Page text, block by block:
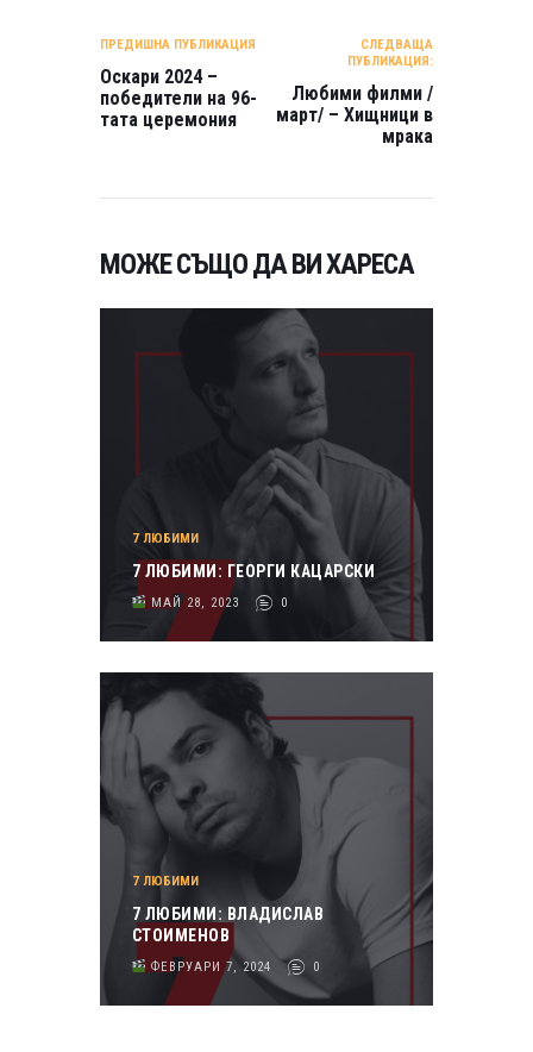
ПРЕДИШНА ПУБЛИКАЦИЯ
Оскари 2024 –
победители на 96-
тата церемония
СЛЕДВАЩА
ПУБЛИКАЦИЯ:
Любими филми /
март/ – Хищници в
мрака
МОЖЕ СЪЩО ДА ВИ ХАРЕСА
7 ЛЮБИМИ
7 ЛЮБИМИ: ГЕОРГИ КАЦАРСКИ
МАЙ 28, 2023 0
7 ЛЮБИМИ
7 ЛЮБИМИ: ВЛАДИСЛАВ
СТОИМЕНОВ
ФЕВРУАРИ 7, 2024 0